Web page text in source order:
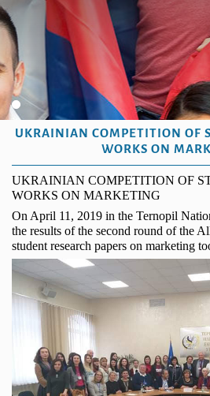
UKRAINIAN COMPETITION OF
WORKS ON
UKRAINIAN COMPETITION OF
WORKS ON MARKETING
On April 11, 2019 in the Ternopil
the results of the second round of the
student research papers on marketing